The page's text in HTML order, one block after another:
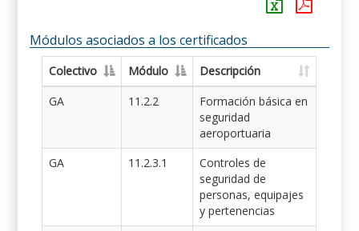
Módulos asociados a los certificados
Colectivo Módulo
Descripción
GA
11.2.2
Formación básica en
seguridad
aeroportuaria
GA
11.2.3.1
Controles de
seguridad de
personas, equipajes
y pertenencias